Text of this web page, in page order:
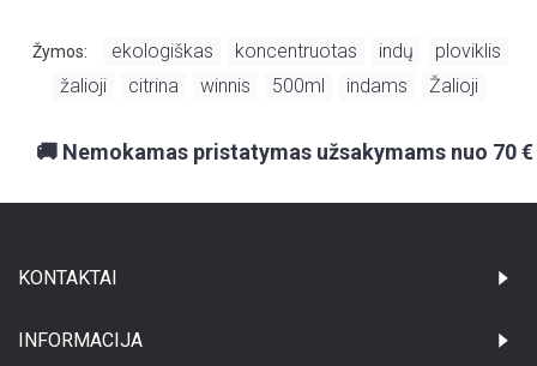
Žymos: ekologiškas koncentruotas indų ploviklis
žalioji citrina winnis 500ml indams Žalioji
🚚 Nemokamas pristatymas užsakymams nuo 70 €
KONTAKTAI
INFORMACIJA